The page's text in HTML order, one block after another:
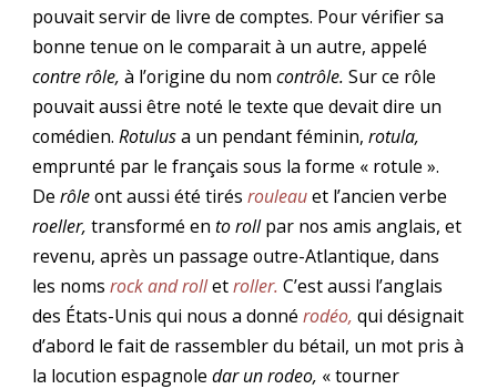
pouvait servir de livre de comptes. Pour vérifier sa
bonne tenue on le comparait à un autre, appelé
contre rôle, à l’origine du nomcontrôle. Sur ce rôle
pouvait aussi être noté le texte que devait dire un
comédien.Rotulusa un pendant féminin,rotula,
emprunté par le français sous la forme « rotule ».
Derôleont aussi été tirésrouleauet l’ancien verbe
roeller, transformé ento rollpar nos amis anglais, et
revenu, après un passage outre-Atlantique, dans
les nomsrock and rolletroller. C’est aussi l’anglais
des États-Unis qui nous a donnérodéo, qui désignait
d’abord le fait de rassembler du bétail, un mot pris à
la locution espagnoledar un rodeo, « tourner